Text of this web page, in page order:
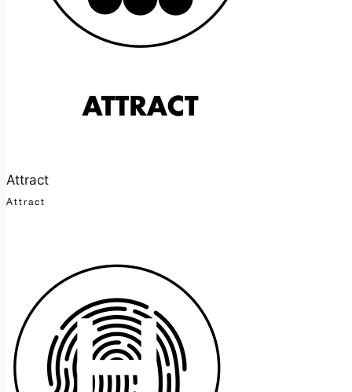
Attract
Attract